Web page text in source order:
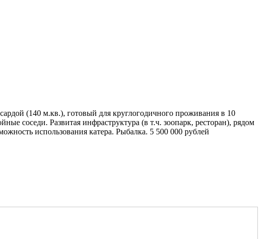
(140 м.кв.), готовый для круглогодичного проживания в 10
соседи. Развитая инфраструктура (в т.ч. зоопарк, ресторан), рядом
использования катера. Рыбалка. 5 500 000 рублей